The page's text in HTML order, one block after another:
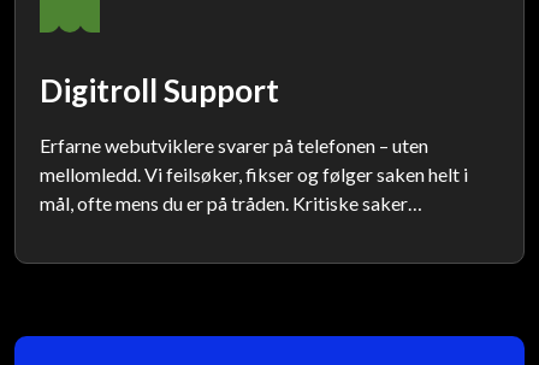
Digitroll Support
Erfarne webutviklere svarer på telefonen – uten
mellomledd. Vi feilsøker, fikser og følger saken helt i
mål, ofte mens du er på tråden. Kritiske saker
tilbakemelding.
Forsider
Nye kampanjer
Kategorier